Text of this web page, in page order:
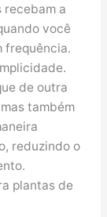
recebam a
você
frequência.
de outra
também
reduzindo o
plantas de